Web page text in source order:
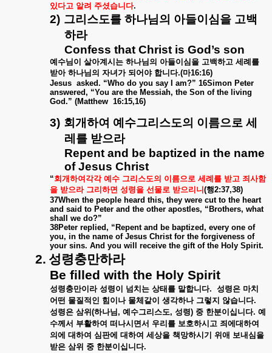
있다고 알려 주셨습니다.
2) 그리스도를 하나님의 아들이심을 고백
하라
Confess that Christ is God’s son
예수님이 살아계시는 하나님의 아들이심을 고백하고 세례를
받아 하나님의 자녀가 되어야 합니다.(마16:16)
Jesus asked. “Who do you say I am?” 16Simon Peter
answered, “You are the Messiah, the Son of the living
God.” (Matthew 16:15,16)
3) 회개하여 예수그리스도의 이름으로 세
레를 받으라
Repent and be baptized in the name
of Jesus Christ
“회개하여각각 예수 그리스도의 이름으로 세례를 받고 죄사함
을 받으라 그리하면 성령을 선물로 받으리니 (행2:37,38)
37When the people heard this, they were cut to the heart
and said to Peter and the other apostles, “Brothers, what
shall we do?”
38Peter replied, “Repent and be baptized, every one of
you, in the name of Jesus Christ for the forgiveness of
your sins. And you will receive the gift of the Holy Spirit.
2. 성령충만하라
Be filled with the Holy Spirit
성령충만이라 성령이 넘치는 상태를 말합니다. 성령은 마치
어떤 물질적인 힘이나 물체같이 생각하나 그렇지 않습니다.
성령은 삼위 (하나님 , 예수그리스도, 성령) 중 한분이십니다. 예
수께서 부활하여 떠나시면서 우리를 보호하시고 죄에대하여
의에 대하여 심판에 대하여 세상을 책망하시기 위애 보내심을
받은 삼위 중 한분이십니다.